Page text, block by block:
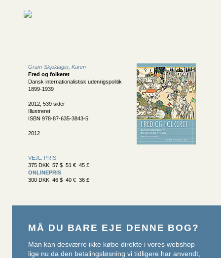
Gram-Skjoldager, Karen
Fred og folkeret
Dansk internationalistisk udenrigspolitik
1899-1939
2012, 539 sider
Illustreret
ISBN 978-87-635-3843-5
2012
VEJL. PRIS
375 DKK 57 $ 51 € 45 £
ONLINEPRIS
300 DKK 46 $ 40 € 36 £
MÅ DU BARE EJE DENNE BOG?
Man kan desværre ikke købe direkte i vores webshop
lige nu da den betalingsløsning vi tidligere har anvendt,